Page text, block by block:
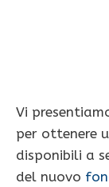
Vi
per ottenere
disponibili a
del nuovo